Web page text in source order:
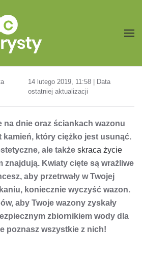
14 lutego 2019, 11:58 | Data
ostatniej aktualizacji
na dnie oraz ściankach wazonu
kamień, który ciężko jest usunąć.
ale także skraca życie
znajdują. Kwiaty cięte są wrażliwe
aby przetrwały w Twojej
koniecznie wyczyść wazon.
aby Twoje wazony zyskały
zbiornikiem wody dla
poznasz wszystkie z nich!